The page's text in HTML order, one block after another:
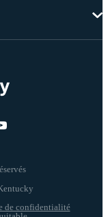
de confidentialité